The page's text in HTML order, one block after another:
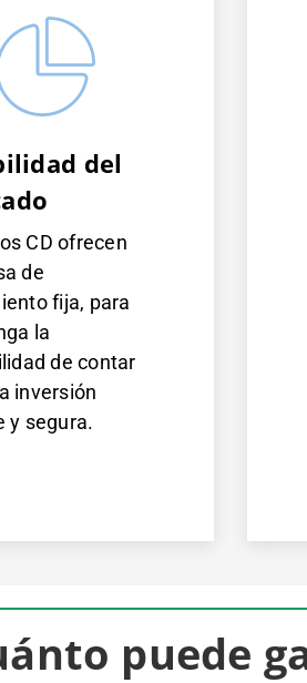
del
CD ofrecen
de
fija, para
la
de contar
inversión
y segura.
puede